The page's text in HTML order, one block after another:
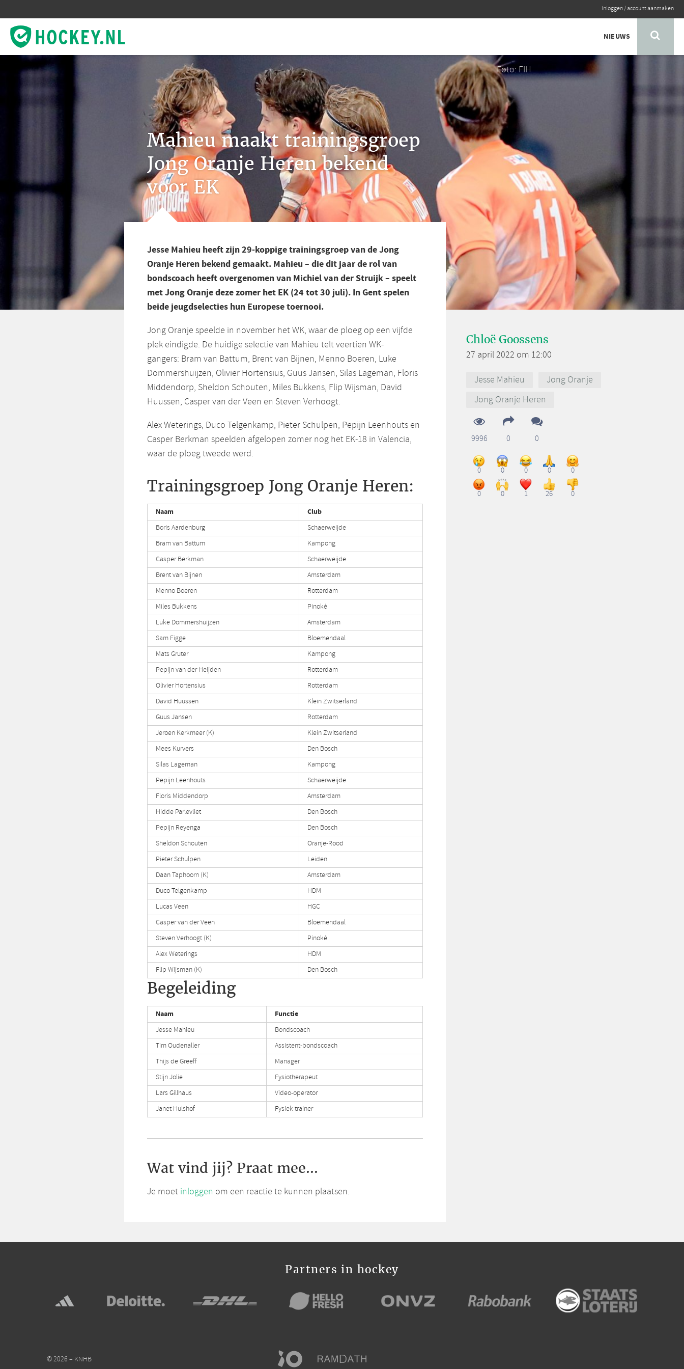
inloggen/account aanmaken
NIEUWS
Foto: FIH
Mahieu maakt trainingsgroep
Jong Oranje Heren bekend
voor EK
Jesse Mahieu heeft zijn 29-koppige trainingsgroep van de Jong
Oranje Heren bekend gemaakt. Mahieu – die dit jaar de rol van
bondscoach heeft overgenomen van Michiel van der Struijk – speelt
met Jong Oranje deze zomer het EK (24 tot 30 juli). In Gent spelen
beide jeugdselecties hun Europese toernooi.
Jong Oranje speelde in november het WK, waar de ploeg op een vijfde
plek eindigde. De huidige selectie van Mahieu telt veertien WK-
gangers: Bram van Battum, Brent van Bijnen, Menno Boeren, Luke
Dommershuijzen, Olivier Hortensius, Guus Jansen, Silas Lageman, Floris
Middendorp, Sheldon Schouten, Miles Bukkens, Flip Wijsman, David
Huussen, Casper van der Veen en Steven Verhoogt.
Alex Weterings, Duco Telgenkamp, Pieter Schulpen, Pepijn Leenhouts en
Casper Berkman speelden afgelopen zomer nog het EK-18 in Valencia,
waar de ploeg tweede werd.
Trainingsgroep Jong Oranje Heren:
Naam Club
Boris Aardenburg
Schaerweijde
Bram van Battum
Kampong
Casper Berkman
Schaerweijde
Brent van Bijnen
Amsterdam
Menno Boeren
Rotterdam
Miles Bukkens
Pinoké
Luke Dommershuijzen
Amsterdam
Sam Figge
Bloemendaal
Mats Gruter
Kampong
Pepijn van der Heijden
Rotterdam
Olivier Hortensius
Rotterdam
David Huussen
Klein Zwitserland
Guus Jansen
Rotterdam
Jeroen Kerkmeer (K)
Klein Zwitserland
Mees Kurvers
Den Bosch
Silas Lageman
Kampong
Pepijn Leenhouts
Schaerweijde
Floris Middendorp
Amsterdam
Hidde Parlevliet
Den Bosch
Pepijn Reyenga
Den Bosch
Sheldon Schouten
Oranje-Rood
Pieter Schulpen
Leiden
Daan Taphoorn (K)
Amsterdam
Duco Telgenkamp
HDM
Lucas Veen
HGC
Casper van der Veen
Bloemendaal
Steven Verhoogt (K)
Pinoké
Alex Weterings
HDM
Flip Wijsman (K)
Den Bosch
Begeleiding
Naam Functie
Jesse Mahieu
Bondscoach
Tim Oudenaller
Assistent-bondscoach
Thijs de Greeff
Manager
Stijn Jolie
Fysiotherapeut
Lars Gillhaus
Video-operator
Janet Hulshof
Fysiek trainer
Wat vind jij? Praat mee...
Je moet inloggen om een reactie te kunnen plaatsen.
Chloë Goossens
27 april 2022 om 12:00
Jesse Mahieu
Jong Oranje
Jong Oranje Heren
9996 0 0
0 0 0 0 0
0 0 1 26 0
Partners in hockey
© 2026 – KNHB